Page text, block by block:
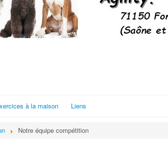
à la maison Liens
Notre équipe compétition